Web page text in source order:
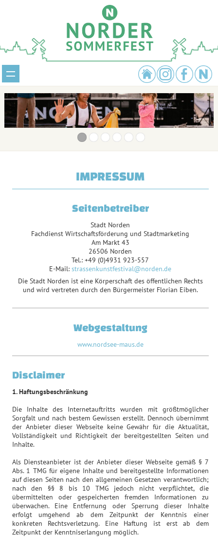
IMPRESSUM
Seitenbetreiber
Stadt Norden
Fachdienst Wirtschaftsförderung und Stadtmarketing
Am Markt 43
26506 Norden
Tel.: +49 (0)4931 923-557
E-Mail:strassenkunstfestival@norden.de
Die Stadt Norden ist eine Körperschaft des öffentlichen Rechts
und wird vertreten durch den Bürgermeister Florian Eiben.
Webgestaltung
www.nordsee-maus.de
Disclaimer
1. Haftungsbeschränkung
Die Inhalte des Internetauftritts wurden mit größtmöglicher
Sorgfalt und nach bestem Gewissen erstellt. Dennoch übernimmt
der Anbieter dieser Webseite keine Gewähr für die Aktualität,
Vollständigkeit und Richtigkeit der bereitgestellten Seiten und
Inhalte.
Als Diensteanbieter ist der Anbieter dieser Webseite gemäß § 7
Abs. 1 TMG für eigene Inhalte und bereitgestellte Informationen
auf diesen Seiten nach den allgemeinen Gesetzen verantwortlich;
nach den §§ 8 bis 10 TMG jedoch nicht verpflichtet, die
übermittelten oder gespeicherten fremden Informationen zu
überwachen. Eine Entfernung oder Sperrung dieser Inhalte
erfolgt umgehend ab dem Zeitpunkt der Kenntnis einer
konkreten Rechtsverletzung. Eine Haftung ist erst ab dem
Zeitpunkt der Kenntniserlangung möglich.